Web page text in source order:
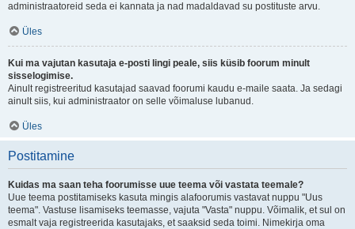
administraatoreid seda ei kannata ja nad madaldavad su postituste arvu.
Üles
Kui ma vajutan kasutaja e-posti lingi peale, siis küsib foorum minult
sisselogimise.
Ainult registreeritud kasutajad saavad foorumi kaudu e-maile saata. Ja sedagi
ainult siis, kui administraator on selle võimaluse lubanud.
Üles
Postitamine
Kuidas ma saan teha foorumisse uue teema või vastata teemale?
Uue teema postitamiseks kasuta mingis alafoorumis vastavat nuppu "Uus
teema". Vastuse lisamiseks teemasse, vajuta "Vasta" nuppu. Võimalik, et sul on
esmalt vaja registreerida kasutajaks, et saaksid seda toimi. Nimekirja oma